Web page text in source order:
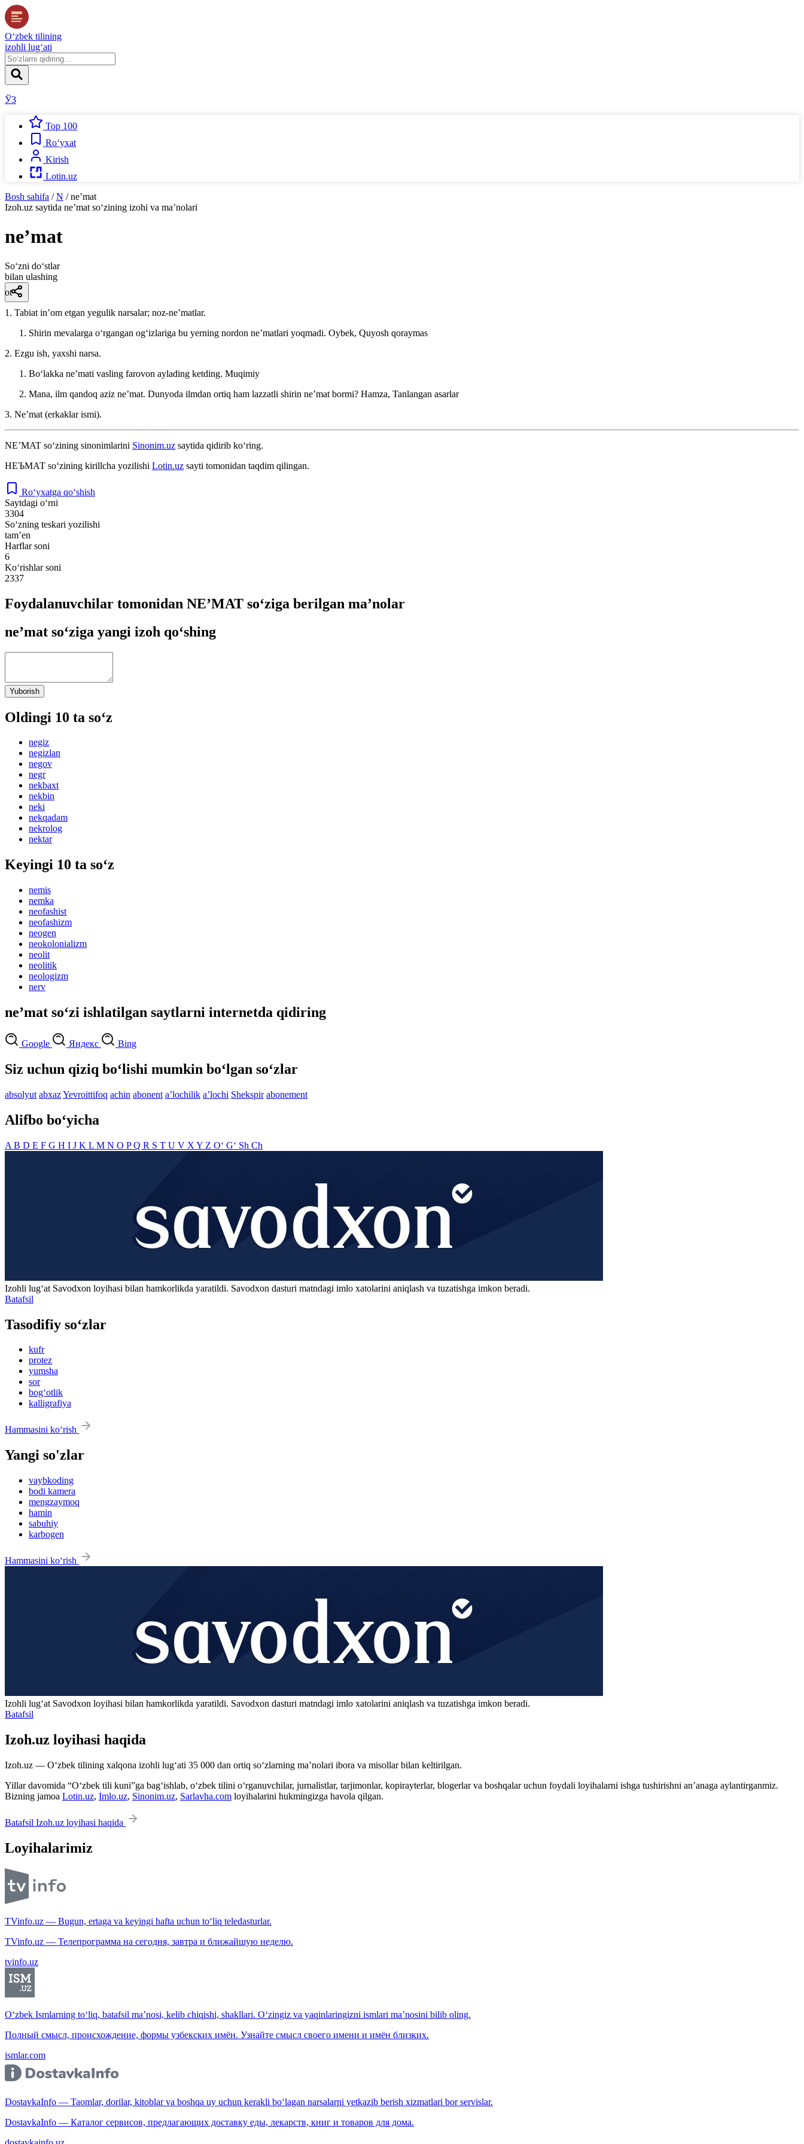
O‘zbek tilining
izohli lug‘ati
ЎЗ
Top 100
Ro‘yxat
Kirish
Lotin.uz
Bosh sahifa / N / neʼmat
Izoh.uz saytida neʼmat so‘zining izohi va ma’nolari
neʼmat
So‘zni do‘stlar
bilan ulashing
ot
1. Tabiat inʼom etgan yegulik narsalar; noz-neʼmatlar.
Shirin mevalarga oʻrgangan ogʻizlariga bu yerning nordon neʼmatlari yoqmadi. Oybek, Quyosh qoraymas
2. Ezgu ish, yaxshi narsa.
Boʻlakka neʼmati vasling farovon aylading ketding. Muqimiy
Mana, ilm qandoq aziz neʼmat. Dunyoda ilmdan ortiq ham lazzatli shirin neʼmat bormi? Hamza, Tanlangan asarlar
3. Neʼmat (erkaklar ismi).
NEʼMAT so‘zining sinonimlarini Sinonim.uz saytida qidirib ko‘ring.
НЕЪМАТ so‘zining kirillcha yozilishi Lotin.uz sayti tomonidan taqdim qilingan.
Ro‘yxatga qo‘shish
Saytdagi o‘rni
3304
So‘zning teskari yozilishi
tamʼen
Harflar soni
6
Ko‘rishlar soni
2337
Foydalanuvchilar tomonidan NEʼMAT so‘ziga berilgan ma’nolar
neʼmat so‘ziga yangi izoh qo‘shing
Yuborish
Oldingi 10 ta so‘z
negiz
negizlan
negov
negr
nekbaxt
nekbin
neki
nekqadam
nekrolog
nektar
Keyingi 10 ta so‘z
nemis
nemka
neofashist
neofashizm
neogen
neokolonializm
neolit
neolitik
neologizm
nerv
neʼmat so‘zi ishlatilgan saytlarni internetda qidiring
Google Яндекс Bing
Siz uchun qiziq bo‘lishi mumkin bo‘lgan so‘zlar
absolyut abxazYevroittifoq achin abonent aʼlochilik aʼlochi Shekspir abonement
Alifbo bo‘yicha
A B D E F G H I J K L M N O PQ R S T U V X Y Z O‘ G‘ Sh Ch
Izohli lugʻat Savodxon loyihasi bilan hamkorlikda yaratildi. Savodxon dasturi matndagi imlo xatolarini aniqlash va tuzatishga imkon beradi.
Batafsil
Tasodifiy so‘zlar
kufr
protez
yumsha
sor
bog‘otlik
kalligrafiya
Hammasini ko‘rish
Yangi so'zlar
vaybkoding
bodi kamera
mengzaymoq
hamin
sabuhiy
karbogen
Hammasini ko‘rish
Izohli lugʻat Savodxon loyihasi bilan hamkorlikda yaratildi. Savodxon dasturi matndagi imlo xatolarini aniqlash va tuzatishga imkon beradi.
Batafsil
Izoh.uz loyihasi haqida
Izoh.uz — O‘zbek tilining xalqona izohli lug‘ati 35 000 dan ortiq so‘zlarning ma’nolari ibora va misollar bilan keltirilgan.
Yillar davomida “O‘zbek tili kuni”ga bag‘ishlab, o‘zbek tilini o‘rganuvchilar, jurnalistlar, tarjimonlar, kopirayterlar, blogerlar va boshqalar uchun foydali loyihalarni ishga tushirishni an’anaga aylantirganmiz.
Bizning jamoa Lotin.uz, Imlo.uz, Sinonim.uz, Sarlavha.com loyihalarini hukmingizga havola qilgan.
Batafsil Izoh.uz loyihasi haqida
Loyihalarimiz
TVinfo.uz — Bugun, ertaga va keyingi hafta uchun to‘liq teledasturlar.
TVinfo.uz — Телепрограмма на сегодня, завтра и ближайшую неделю.
tvinfo.uz
O‘zbek Ismlarning to‘liq, batafsil ma’nosi, kelib chiqishi, shakllari. O‘zingiz va yaqinlaringizni ismlari ma’nosini bilib oling.
Полный смысл, происхождение, формы узбекских имён. Узнайте смысл своего имени и имён близких.
ismlar.com
DostavkaInfo — Taomlar, dorilar, kitoblar va boshqa uy uchun kerakli bo‘lagan narsalarni yetkazib berish xizmatlari bor servislar.
DostavkaInfo — Каталог сервисов, предлагающих доставку еды, лекарств, книг и товаров для дома.